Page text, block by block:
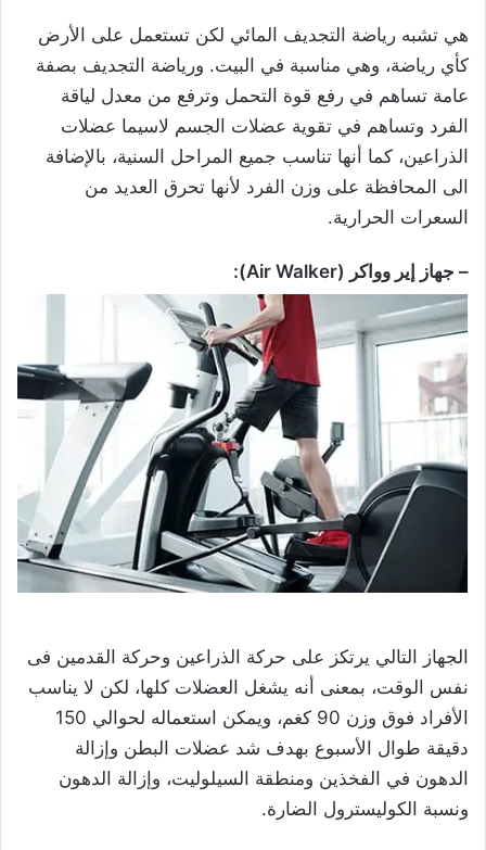
هي تشبه رياضة التجديف المائي لكن تستعمل على الأرض
كأي رياضة، وهي مناسبة في البيت. ورياضة التجديف بصفة
عامة تساهم في رفع قوة التحمل وترفع من معدل لياقة
الفرد وتساهم في تقوية عضلات الجسم لاسيما عضلات
الذراعين، كما أنها تناسب جميع المراحل السنية، بالإضافة
الى المحافظة على وزن الفرد لأنها تحرق العديد من
السعرات الحرارية.
– جهاز إير وواكر (Air Walker):
الجهاز التالي يرتكز على حركة الذراعين وحركة القدمين فى
نفس الوقت، بمعنى أنه يشغل العضلات كلها، لكن لا يناسب
الأفراد فوق وزن 90 كغم، ويمكن استعماله لحوالي 150
دقيقة طوال الأسبوع بهدف شد عضلات البطن وإزالة
الدهون في الفخذين ومنطقة السيلوليت، وإزالة الدهون
ونسبة الكوليسترول الضارة.